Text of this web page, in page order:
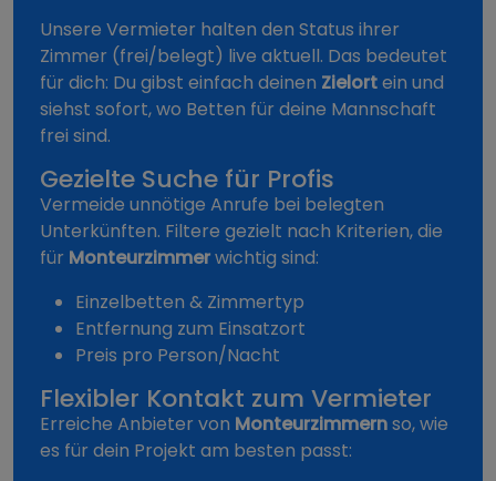
Unsere Vermieter halten den Status ihrer
Zimmer (frei/belegt) live aktuell. Das bedeutet
für dich: Du gibst einfach deinen Zielortein und
siehst sofort, wo Betten für deine Mannschaft
frei sind.
Gezielte Suche für Profis
Vermeide unnötige Anrufe bei belegten
Unterkünften. Filtere gezielt nach Kriterien, die
für Monteurzimmerwichtig sind:
Einzelbetten & Zimmertyp
Entfernung zum Einsatzort
Preis pro Person/Nacht
Flexibler Kontakt zum Vermieter
Erreiche Anbieter von Monteurzimmernso, wie
es für dein Projekt am besten passt: